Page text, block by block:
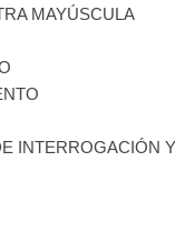
MAYÚSCULA
INTERROGACIÓN